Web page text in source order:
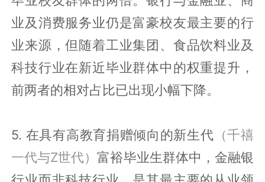
业及消费服务业仍是富豪校友最主要的行
业来源，但随着工业集团、食品饮料业及
科技行业在新近毕业群体中的权重提升，
前两者的相对占比已出现小幅下降。
5. 在具有高教育捐赠倾向的新生代 （千禧
一代与Z世代）富裕毕业生群体中，金融银